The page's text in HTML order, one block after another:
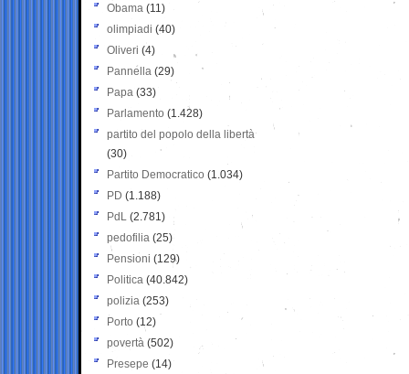
Obama (11)
olimpiadi (40)
Oliveri (4)
Pannella (29)
Papa (33)
Parlamento (1.428)
partito del popolo della libertà
(30)
Partito Democratico (1.034)
PD (1.188)
PdL (2.781)
pedofilia (25)
Pensioni (129)
Politica (40.842)
polizia (253)
Porto (12)
povertà (502)
Presepe (14)